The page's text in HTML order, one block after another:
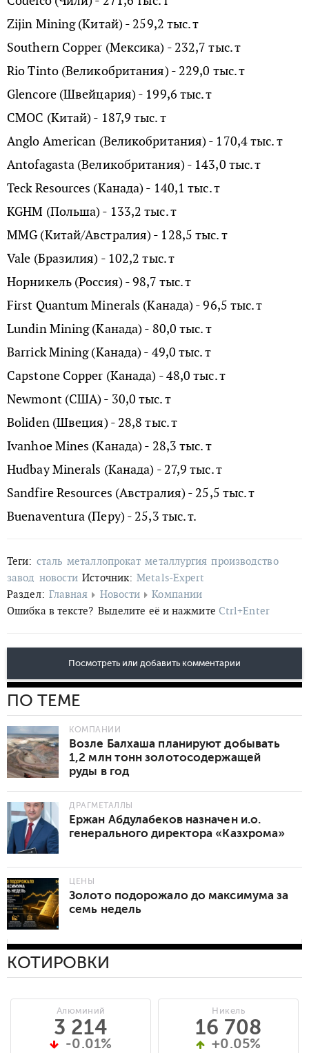
Zijin Mining (Китай) - 259,2 тыс. т
Southern Copper (Мексика) - 232,7 тыс. т
Rio Tinto (Великобритания) - 229,0 тыс. т
Glencore (Швейцария) - 199,6 тыс. т
CMOC (Китай) - 187,9 тыс. т
Anglo American (Великобритания) - 170,4 тыс. т
Antofagasta (Великобритания) - 143,0 тыс. т
Teck Resources (Канада) - 140,1 тыс. т
KGHM (Польша) - 133,2 тыс. т
MMG (Китай/Австралия) - 128,5 тыс. т
Vale (Бразилия) - 102,2 тыс. т
Норникель (Россия) - 98,7 тыс. т
First Quantum Minerals (Канада) - 96,5 тыс. т
Lundin Mining (Канада) - 80,0 тыс. т
Barrick Mining (Канада) - 49,0 тыс. т
Capstone Copper (Канада) - 48,0 тыс. т
Newmont (США) - 30,0 тыс. т
Boliden (Швеция) - 28,8 тыс. т
Ivanhoe Mines (Канада) - 28,3 тыс. т
Hudbay Minerals (Канада) - 27,9 тыс. т
Sandfire Resources (Австралия) - 25,5 тыс. т
Buenaventura (Перу) - 25,3 тыс. т.
Теги: сталь металлопрокат металлургия производство
завод новости Источник: Metals-Expert
Раздел: Главная Новости
Компании
Ошибка в тексте? Выделите её и нажмите Ctrl+Enter
Посмотреть или добавить комментарии
ПО ТЕМЕ
КОМПАНИИ
Возле Балхаша планируют добывать
1,2 млн тонн золотосодержащей
руды в год
ДРАГМЕТАЛЛЫ
Ержан Абдулабеков назначен и.о.
генерального директора «Казхрома»
ЦЕНЫ
Золото подорожало до максимума за
семь недель
КОТИРОВКИ
Алюминий
3 214
-0.01%
Никель
16 708
+0.05%